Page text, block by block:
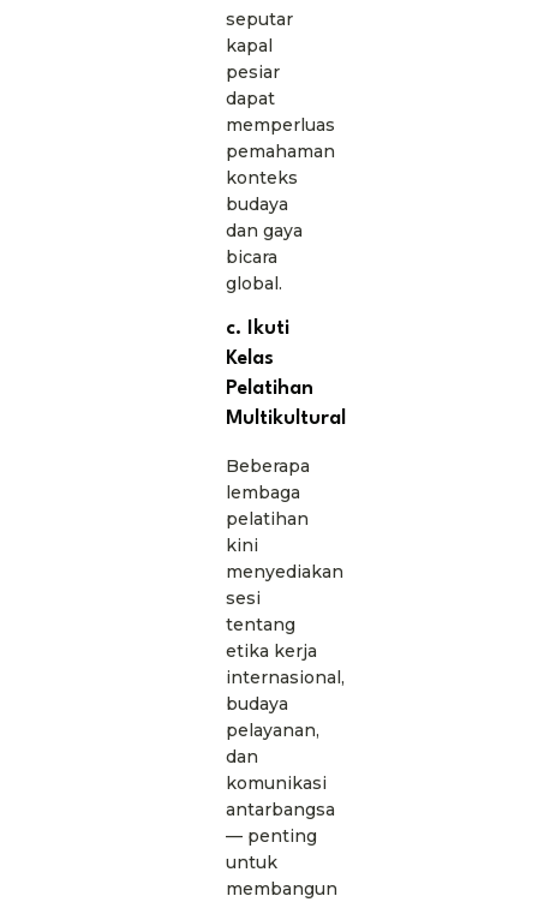
seputar
kapal
pesiar
dapat
memperluas
pemahaman
konteks
budaya
dan gaya
bicara
global.
c. Ikuti
Kelas
Pelatihan
Multikultural
Beberapa
lembaga
pelatihan
kini
menyediakan
sesi
tentang
etika kerja
internasional,
budaya
pelayanan,
dan
komunikasi
antarbangsa
— penting
untuk
membangun